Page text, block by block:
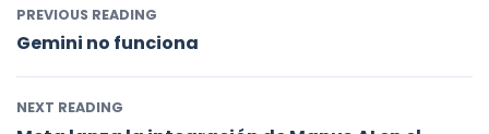
PREVIOUS READING
Gemini no funciona
NEXT READING